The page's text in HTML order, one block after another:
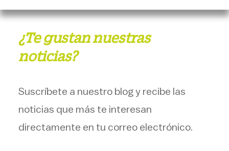
¿Te gustan nuestras
noticias?
Suscríbete a nuestro blog y recibe las
noticias que más te interesan
directamente en tu correo electrónico.